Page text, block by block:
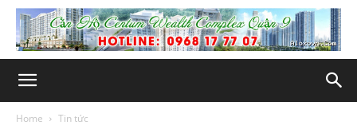
Home Tin tức